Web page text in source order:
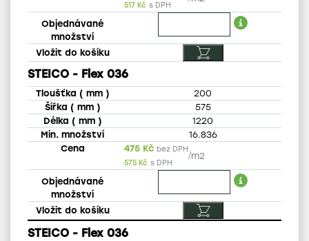
517 Kč s DPH
STEICO - Flex 036
200
575
1220
16.836
475 Kč bez DPH
575 Kč s DPH
/m2
STEICO - Flex 036